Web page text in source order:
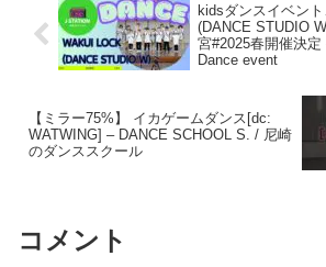
kidsダンスイベン
(DANCE STUDIO
宮#2025春開催決
Dance event
【ミラー75%】 イカゲームダンス[dc:
WATWING] – DANCE SCHOOL S. / 尼崎
のダンススクール
コメント